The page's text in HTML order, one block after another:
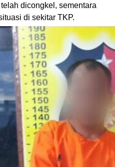
dicongkel, sementara
di sekitar TKP.